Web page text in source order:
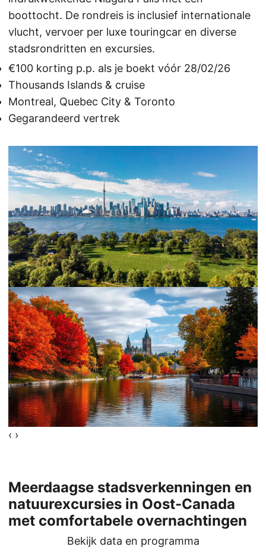
boottocht. De rondreis is inclusief internationale
vlucht, vervoer per luxe touringcar en diverse
stadsrondritten en excursies.
€100 korting p.p. als je boekt vóór 28/02/26
Thousands Islands & cruise
Montreal, Quebec City & Toronto
Gegarandeerd vertrek
‹ ›
Meerdaagse stadsverkenningen en
natuurexcursies in Oost-Canada
met comfortabele overnachtingen
Bekijk data en programma